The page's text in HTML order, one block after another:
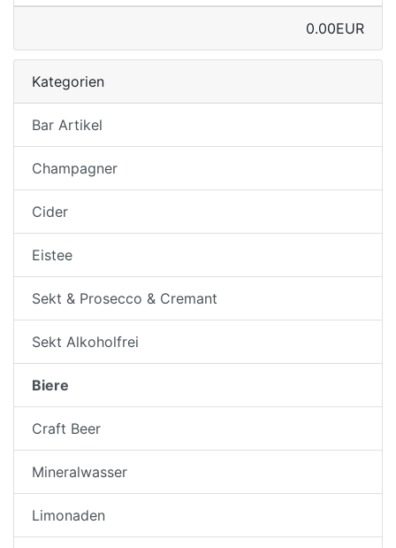
0.00EUR
Kategorien
Bar Artikel
Champagner
Cider
Eistee
Sekt & Prosecco & Cremant
Sekt Alkoholfrei
Biere
Craft Beer
Mineralwasser
Limonaden